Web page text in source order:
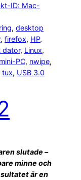
ID: Mac-
, desktop
, firefox, HP
dator, Linux
mini-PC, nwipe
tux, USB 3.0
slutade –
minne och
är en